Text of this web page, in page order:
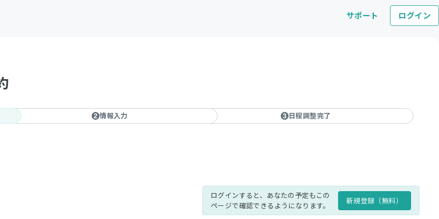
サポート ログイン
2 情報入力 3 日程調整完了
ログインすると、あなたの予定もこの
ページで確認できるようになります。
新規登録（無料）